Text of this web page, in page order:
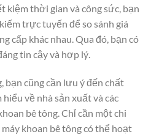
kiệm thời gian và công sức, bạn
trực tuyến để so sánh giá
cấp khác nhau. Qua đó, bạn có
tin cậy và hợp lý.
bạn cũng cần lưu ý đến chất
về nhà sản xuất và các
bê tông. Chỉ cần một chi
khoan bê tông có thể hoạt